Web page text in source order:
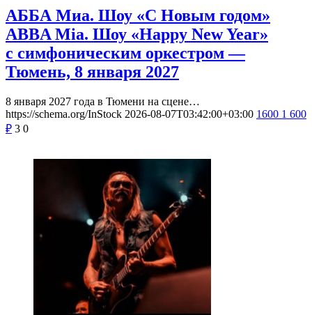
АББА Миа. Шоу «С Новым годом»
ABBA Mia. Шоу «Happy New Year»
с симфоническим оркестром —
Тюмень, 8 января 2027
8 января 2027 года в Тюмени на сцене…
https://schema.org/InStock 2026-08-07T03:42:00+03:00 1600 1 600
₽ 3 0